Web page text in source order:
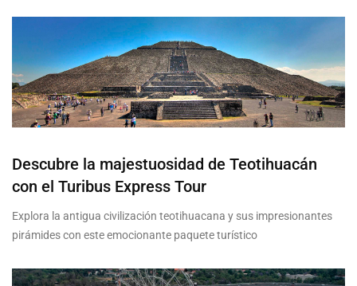
Descubre la majestuosidad de Teotihuacán
con el Turibus Express Tour
Explora la antigua civilización teotihuacana y sus impresionantes
pirámides con este emocionante paquete turístico